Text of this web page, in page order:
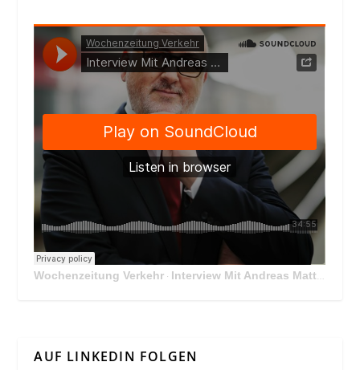
Wochenzeitung Verkehr · Interview Mit Andreas Matthä, CEO der ÖBB Holding
AUF LINKEDIN FOLGEN